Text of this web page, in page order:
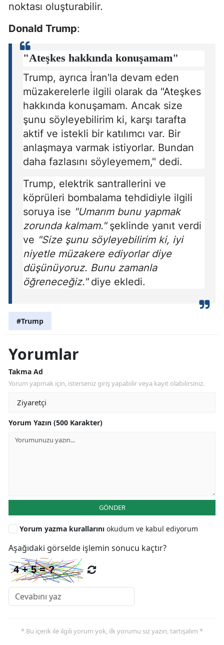
noktası oluşturabilir.
Donald Trump:
"Ateşkes hakkında konuşamam"
Trump, ayrıca İran'la devam eden
müzakerelerle ilgili olarak da "Ateşkes
hakkında konuşamam. Ancak size
şunu söyleyebilirim ki, karşı tarafta
aktif ve istekli bir katılımcı var. Bir
anlaşmaya varmak istiyorlar. Bundan
daha fazlasını söyleyemem," dedi.
Trump, elektrik santrallerini ve
köprüleri bombalama tehdidiyle ilgili
soruya ise "Umarım bunu yapmak
zorunda kalmam."şeklinde yanıt verdi
ve "Size şunu söyleyebilirim ki, iyi
niyetle müzakere ediyorlar diye
düşünüyoruz. Bunu zamanla
öğreneceğiz."diye ekledi.
#Trump
Yorumlar
Takma Ad
Yorum yapmak için, isterseniz giriş yapabilir veya kayıt olabilirsiniz.
Yorum Yazın (500 Karakter)
GÖNDER
Yorum yazma kurallarını okudum ve kabul ediyorum
Aşağıdaki görselde işlemin sonucu kaçtır?
* Bu içerik ile ilgili yorum yok, ilk yorumu siz yazın, tartışalım *